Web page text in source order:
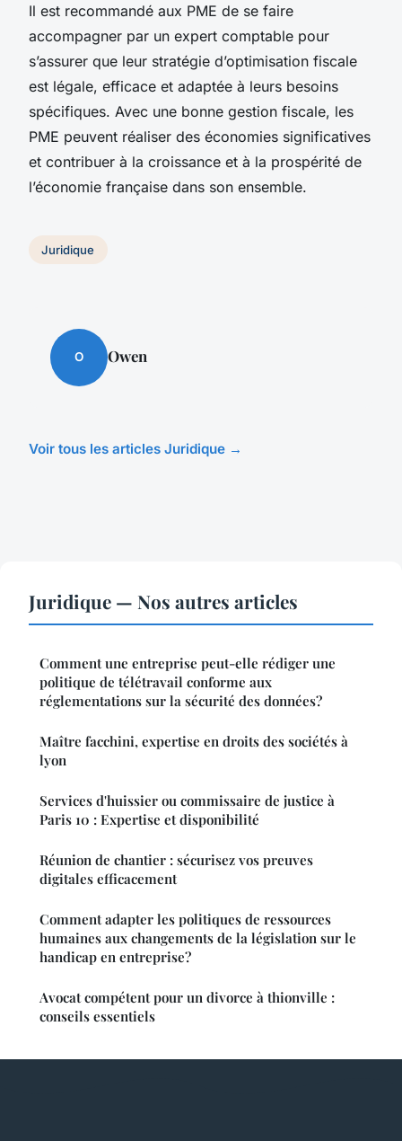
Il est recommandé aux PME de se faire
accompagner par un expert comptable pour
s’assurer que leur stratégie d’optimisation fiscale
est légale, efficace et adaptée à leurs besoins
spécifiques. Avec une bonne gestion fiscale, les
PME peuvent réaliser des économies significatives
et contribuer à la croissance et à la prospérité de
l’économie française dans son ensemble.
Juridique
O Owen
Voir tous les articles Juridique →
Juridique — Nos autres articles
Comment une entreprise peut-elle rédiger une
politique de télétravail conforme aux
réglementations sur la sécurité des données?
Maître facchini, expertise en droits des sociétés à
lyon
Services d'huissier ou commissaire de justice à
Paris 10 : Expertise et disponibilité
Réunion de chantier : sécurisez vos preuves
digitales efficacement
Comment adapter les politiques de ressources
humaines aux changements de la législation sur le
handicap en entreprise?
Avocat compétent pour un divorce à thionville :
conseils essentiels